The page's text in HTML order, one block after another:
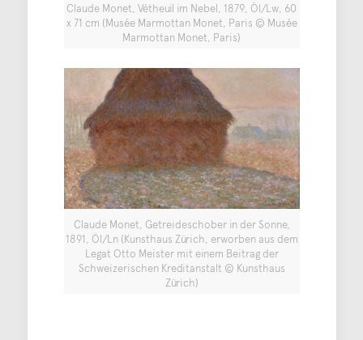
Claude Monet, Vétheuil im Nebel, 1879, Öl/Lw, 60
x 71 cm (Musée Marmottan Monet, Paris © Musée
Marmottan Monet, Paris)
Claude Monet, Getreideschober in der Sonne,
1891, Öl/Ln (Kunsthaus Zürich, erworben aus dem
Legat Otto Meister mit einem Beitrag der
Schweizerischen Kreditanstalt © Kunsthaus
Zürich)